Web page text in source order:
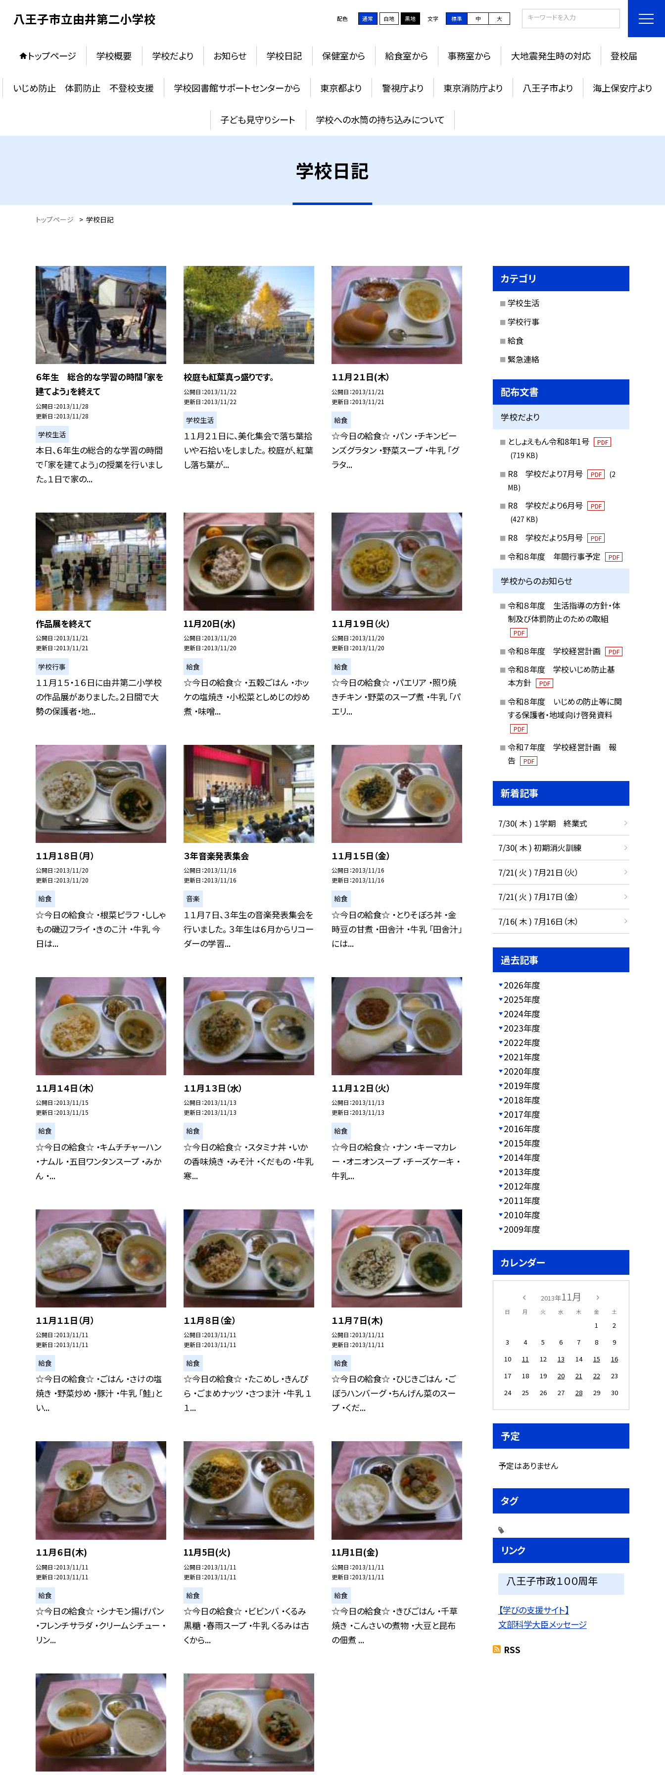
八王子市立由井第二小学校 配色 通常 白地 黒地 文字 標準 中 大
トップページ 学校概要 学校だより お知らせ 学校日記 保健室から 給食室から 事務室から 大地震発生時の対応 登校届
いじめ防止 体罰防止 不登校支援 学校図書館サポートセンターから 東京都より 警視庁より 東京消防庁より 八王子市より 海上保安庁より
子ども見守りシート 学校への水筒の持ち込みについて
学校日記
トップページ > 学校日記
６年生 総合的な学習の時間「家を
建てよう」を終えて
公開日 2013/11/28
更新日 2013/11/28
学校生活
本日、６年生の総合的な学習の時間
で「家を建てよう」の授業を行いまし
た。１日で家の...
校庭も紅葉真っ盛りです。
公開日 2013/11/22
更新日 2013/11/22
学校生活
１１月２１日に、美化集会で落ち葉拾
いや石拾いをしました。 校庭が、紅葉
し落ち葉が...
１１月２１日(木）
公開日 2013/11/21
更新日 2013/11/21
給食
☆今日の給食☆ ・パン ・チキンビー
ンズグラタン ・野菜スープ ・牛乳 「グ
ラタ...
作品展を終えて
公開日 2013/11/21
更新日 2013/11/21
学校行事
１１月１５・１６日に由井第二小学校
の作品展がありました。２日間で大
勢の保護者・地...
11月20日(水)
公開日 2013/11/20
更新日 2013/11/20
給食
☆今日の給食☆ ・五穀ごはん ・ホッ
ケの塩焼き ・小松菜としめじの炒め
煮 ・味噌...
１１月１９日（火）
公開日 2013/11/20
更新日 2013/11/20
給食
☆今日の給食☆ ・パエリア ・照り焼
きチキン ・野菜のスープ煮 ・牛乳 「パ
エリ...
１１月１８日（月）
公開日 2013/11/20
更新日 2013/11/20
給食
☆今日の給食☆ ・根菜ピラフ ・ししゃ
もの磯辺フライ ・きのこ汁 ・牛乳 今
日は...
３年音楽発表集会
公開日 2013/11/16
更新日 2013/11/16
音楽
１１月７日、３年生の音楽発表集会を
行いました。 ３年生は６月からリコー
ダーの学習...
１１月１５日（金）
公開日 2013/11/16
更新日 2013/11/16
給食
☆今日の給食☆ ・とりそぼろ丼 ・金
時豆の甘煮 ・田舎汁 ・牛乳 「田舎汁」
には...
１１月１４日（木）
公開日 2013/11/15
更新日 2013/11/15
給食
☆今日の給食☆ ・キムチチャーハン
・ナムル ・五目ワンタンスープ ・みか
ん ・...
１１月１３日（水）
公開日 2013/11/13
更新日 2013/11/13
給食
☆今日の給食☆ ・スタミナ丼 ・いか
の香味焼き ・みそ汁 ・くだもの ・牛乳
寒...
１１月１２日（火）
公開日 2013/11/13
更新日 2013/11/13
給食
☆今日の給食☆ ・ナン ・キーマカレ
ー ・オニオンスープ ・チーズケーキ ・
牛乳...
１１月１１日（月）
公開日 2013/11/11
更新日 2013/11/11
給食
☆今日の給食☆ ・ごはん ・さけの塩
焼き ・野菜炒め ・豚汁 ・牛乳 「鮭」と
い...
１１月８日（金）
公開日 2013/11/11
更新日 2013/11/11
給食
☆今日の給食☆ ・たこめし ・きんぴ
ら ・ごまめナッツ ・さつま汁 ・牛乳 １
１...
１１月７日(木)
公開日 2013/11/11
更新日 2013/11/11
給食
☆今日の給食☆ ・ひじきごはん ・ご
ぼうハンバーグ ・ちんげん菜のスー
プ ・くだ...
１１月６日(木)
公開日 2013/11/11
更新日 2013/11/11
給食
☆今日の給食☆ ・シナモン揚げパン
・フレンチサラダ ・クリームシチュー ・
リン...
11月5日(火)
公開日 2013/11/11
更新日 2013/11/11
給食
☆今日の給食☆ ・ビビンバ ・くるみ
黒糖 ・春雨スープ ・牛乳 くるみは古
くから...
11月1日(金)
公開日 2013/11/11
更新日 2013/11/11
給食
☆今日の給食☆ ・きびごはん ・千草
焼き ・こんさいの煮物 ・大豆と昆布
の佃煮 ...
カテゴリ
学校生活
学校行事
給食
緊急連絡
配布文書
学校だより
としょえもん令和8年1号 PDF
(719 KB)
R8 学校だより7月号 PDF
(2
MB)
R8 学校だより6月号 PDF
(427 KB)
R8 学校だより5月号 PDF
令和８年度 年間行事予定 PDF
学校からのお知らせ
令和８年度 生活指導の方針・体
制及び体罰防止のための取組
PDF
令和８年度 学校経営計画 PDF
令和８年度 学校いじめ防止基
本方針
PDF
令和８年度 いじめの防止等に関
する保護者・地域向け啓発資料
PDF
令和７年度 学校経営計画 報
告
PDF
新着記事
7/30( 木 ) １学期 終業式
7/30( 木 ) 初期消火訓練
7/21( 火 ) 7月21日（火）
7/21( 火 ) 7月17日（金）
7/16( 木 ) 7月16日（木）
過去記事
2026年度
2025年度
2024年度
2023年度
2022年度
2021年度
2020年度
2019年度
2018年度
2017年度
2016年度
2015年度
2014年度
2013年度
2012年度
2011年度
2010年度
2009年度
カレンダー
2013年11月
日 月 火 水 木 金 土
1
2
3
4 5 6 7 8
9
10
11 12 13 14 15
16
17
18 19 20 21 22
23
24
25 26 27 28 29 30
予定
予定はありません
タグ
リンク
八王子市政１００周年
【学びの支援サイト】
文部科学大臣メッセージ
RSS